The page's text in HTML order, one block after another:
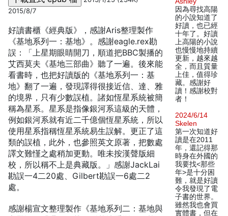
2015/8/7
好讀書櫃《經典版》，感謝Aris整理製作
《基地系列一：基地》。感謝eagle.rex勘
誤：「上星期眼睛開刀，順道把BBC製播的
艾西莫夫《基地三部曲》聽了一遍。後來能
看書時，也把好讀版的《基地系列一：基
地》翻了一遍，發現譯得很接近信、達、雅
的境界，只有少數誤植。諸如恆星系統被簡
稱為星系。星系是指像銀河系這級的天體，
例如銀河系就有近二千億個恆星系統，所以
使用星系指稱恆星系統易生誤解。更正了這
類的誤植，此外，也參照英文原著，把數處
譯文難慬之處稍加更動。唯未按漢聲版細
校，所以稱不上是典藏版。」感謝JackLai
勘誤一4二20處、Gilbert勘誤一6處二2
處。
感謝楊宣文整理製作《基地系列二：基地與
因為尋找高陽
的小說知道了
好讀，也已經
十年了。好讀
上高陽的小說
也慢慢地持續
更新，越來越
全，而且質量
上佳，值得珍
藏。感謝好
讀！感謝校對
者！
2024/6/14
Skelen
第一次知道好
讀是在2011
年，還記得那
時身在外國的
我要找<那些
年>是十分困
難，就是好讀
令我發現了電
子書的世界。
雖然我也會買
實體書，但在